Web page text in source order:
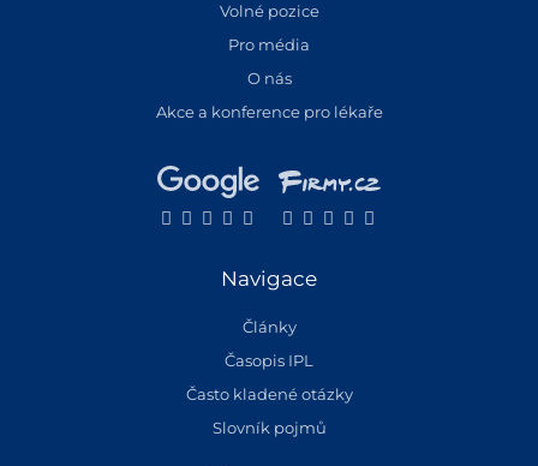
Volné pozice
Pro média
O nás
Akce a konference pro lékaře
Navigace
Články
Časopis IPL
Často kladené otázky
Slovník pojmů